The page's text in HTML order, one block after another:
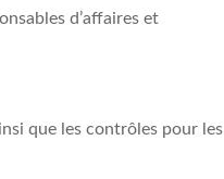
d’affaires et
que les contrôles pour les